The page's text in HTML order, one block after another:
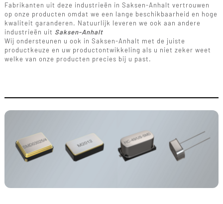
Fabrikanten uit deze industrieën in Saksen-Anhalt vertrouwen
op onze producten omdat we een lange beschikbaarheid en hoge
kwaliteit garanderen. Natuurlijk leveren we ook aan andere
industrieën uit Saksen-Anhalt
Wij ondersteunen u ook in Saksen-Anhalt met de juiste
productkeuze en uw productontwikkeling als u niet zeker weet
welke van onze producten precies bij u past.